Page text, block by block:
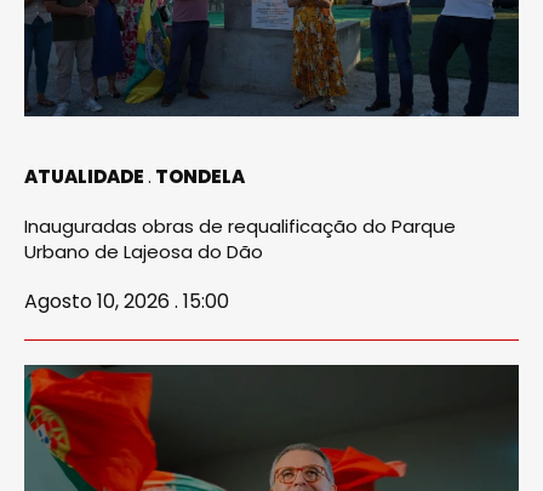
ATUALIDADE TONDELA
Inauguradas obras de requalificação do Parque
Urbano de Lajeosa do Dão
Agosto 10, 2026 . 15:00